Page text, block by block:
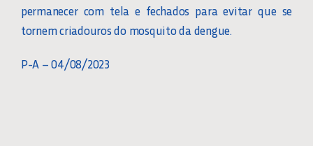
permanecer com tela e fechados para evitar que se
tornem criadouros do mosquito da dengue.
P-A – 04/08/2023